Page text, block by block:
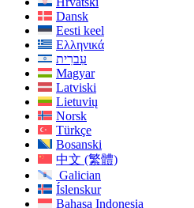
Dansk
Eesti keel
Ελληνικά
עִברִית
Magyar
Latviski
Lietuvių
Norsk
Türkçe
Bosanski
中文 (繁體)
Galician
Íslenskur
Bahasa Indonesia